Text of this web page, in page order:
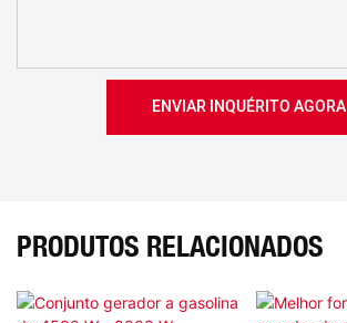
ENVIAR INQUÉRITO AGORA
PRODUTOS RELACIONADOS